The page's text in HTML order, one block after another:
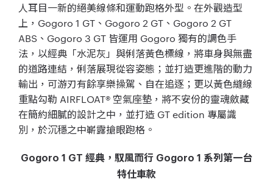
人耳目一新的絕美線條和運動跑格外型。在外觀造型
上，Gogoro 1 GT、Gogoro 2 GT、Gogoro 2 GT
ABS、Gogoro 3 GT 皆運用 Gogoro 獨有的調色手
法，以經典「水泥灰」與俐落黃色標線，將車身與無盡
的道路連結，俐落展現從容姿態；並打造更進階的動力
輸出，可游刃有餘享樂操駕、自在追逐；更以黃色縫線
重點勾勒 AIRFLOAT® 空氣座墊，將不安份的靈魂斂藏
在簡約細膩的設計之中，並打造 GT edition 專屬識
別，於沉穩之中嶄露搶眼跑格。
Gogoro 1 GT 經典，馭風而行 Gogoro 1 系列第一台
特仕車款